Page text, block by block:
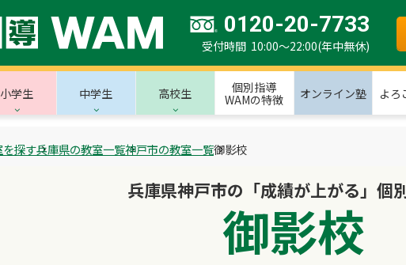
0120-20-7733
受付時間 10:00～22:00(年中無休)
小学生 中学生 高校生
個別指導
WAMの特徴
オンライン塾 よろ
を探す兵庫県の教室一覧神戸市の教室一覧御影校
兵庫県神戸市の「成績が上がる」個
御影校